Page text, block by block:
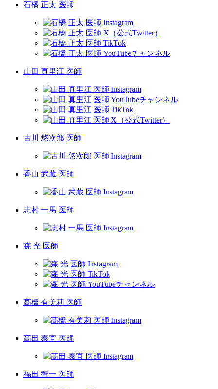
石橋 正太 医師
山田 真里江 医師
古川 悠次郎 医師
香山 武蔵 医師
志村 一馬 医師
森 光 医師
髙橋 有美莉 医師
高田 泰宜 医師
福田 智一 医師